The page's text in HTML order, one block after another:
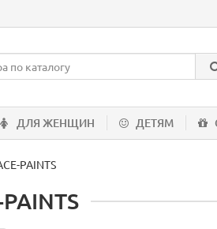
ДЛЯ ЖЕНЩИН ДЕТЯМ
PAINTS